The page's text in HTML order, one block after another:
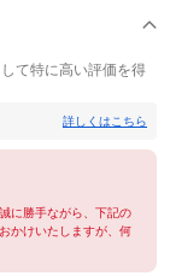
て特に高い評価を得
詳しくはこちら
に勝手ながら、下記の
かけいたしますが、何